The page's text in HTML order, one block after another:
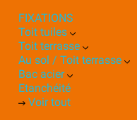
FIXATIONS
Toit tuiles
Toit terrasse
Au sol / Toit terrasse
Bac acier
Etanchéité
Voir tout